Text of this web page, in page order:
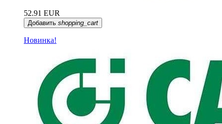
52.91 EUR
Добавить shopping_cart
Новинка!